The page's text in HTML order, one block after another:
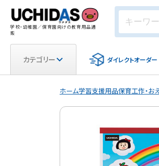
学校・幼稚園／保育園向けの教育用品通
販
カテゴリー ダイレクトオーダー
ホーム学習支援用品保育工作・お